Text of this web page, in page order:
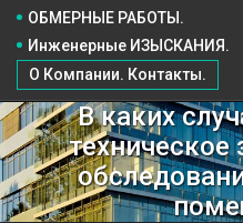
ОБМЕРНЫЕ РАБОТЫ.
Инженерные ИЗЫСКАНИЯ.
О Компании. Контакты.
В каких
техническое